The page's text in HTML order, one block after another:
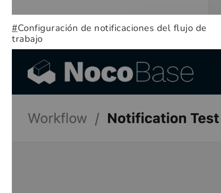
#Configuración de notificaciones del flujo de
trabajo